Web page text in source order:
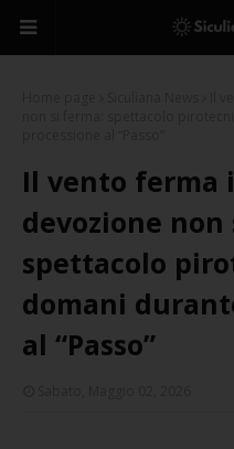
Il vento ferma
devozione non
spettacolo
domani
al “Passo”